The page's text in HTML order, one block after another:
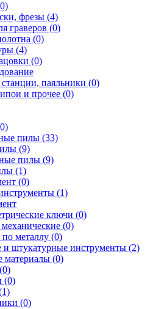
фрезы (4)
граверов (0)
(0)
(4)
(0)
паяльники (0)
и прочее (0)
пилы (33)
(9)
пилы (9)
(1)
(0)
(1)
ключи (0)
(0)
металлу (0)
штукатурные инструменты (2)
материалы (0)
(0)
(0)